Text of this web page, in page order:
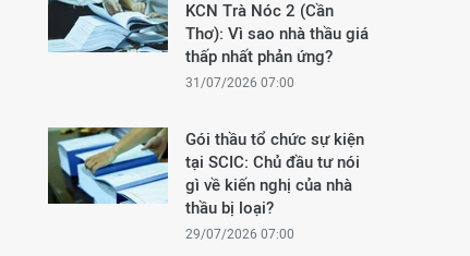
KCN Trà Nóc 2 (Cần
Thơ): Vì sao nhà thầu giá
thấp nhất phản ứng?
31/07/2026 07:00
Gói thầu tổ chức sự kiện
tại SCIC: Chủ đầu tư nói
gì về kiến nghị của nhà
thầu bị loại?
29/07/2026 07:00